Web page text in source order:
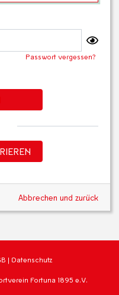
Passwort vergessen?
Abbrechen und zurück
| Datenschutz
Fortuna 1895 e.V.